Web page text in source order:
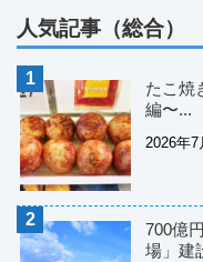
人気記事（総合）
たこ
編〜...
2026年7
700億
場」建